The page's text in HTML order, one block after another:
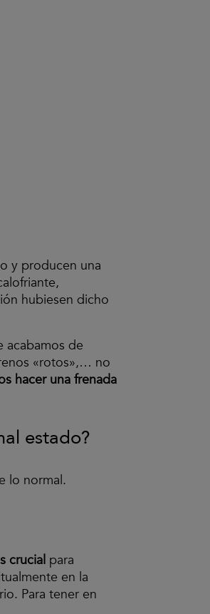
y producen una
hubiesen dicho
acabamos de
«rotos»,… no
hacer una frenada
estado?
lo normal.
crucial para
en la
Para tener en